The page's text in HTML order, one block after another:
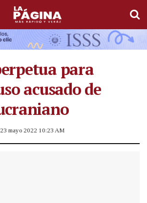
para
acusado de
23 mayo 2022 10:23 AM